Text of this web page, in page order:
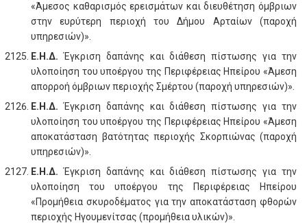
«Άμεσος καθαρισμός ερεισμάτων και διευθέτηση όμβριων
στην ευρύτερη περιοχή του Δήμου Αρταίων (παροχή
υπηρεσιών)».
Ε.Η.Δ.Έγκριση δαπάνης και διάθεση πίστωσης για την
υλοποίηση του υποέργου της Περιφέρειας Ηπείρου «Άμεση
απορροή όμβριων περιοχής Σμέρτου (παροχή υπηρεσιών)».
Ε.Η.Δ.Έγκριση δαπάνης και διάθεση πίστωσης για την
υλοποίηση του υποέργου της Περιφέρειας Ηπείρου «Άμεση
αποκατάσταση βατότητας περιοχής Σκορπιώνας (παροχή
υπηρεσιών)».
Ε.Η.Δ.Έγκριση δαπάνης και διάθεση πίστωσης για την
υλοποίηση του υποέργου της Περιφέρειας Ηπείρου
«Προμήθεια σκυροδέματος για την αποκατάσταση φθορών
περιοχής Ηγουμενίτσας (προμήθεια υλικών)».